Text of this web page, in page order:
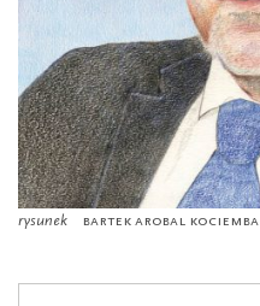
rysunek Bartek Arobal Kociemba